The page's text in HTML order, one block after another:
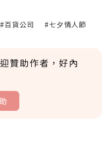
#百貨公司 #七夕情人節
贊助作者，好內